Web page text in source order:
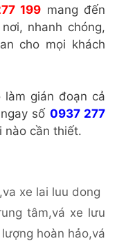
199 mang đến
nhanh chóng,
cho mọi khách
gián đoạn cả
số 0937 277
nào cần thiết.
,va xe lai luu dong
tâm,vá xe lưu
hoàn hảo,vá